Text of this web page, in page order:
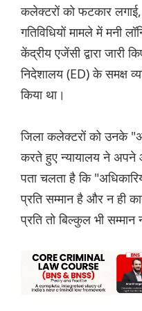
कलेक्टरों को फटकार
गतिविधियों मामले में मनी
केंद्रीय एजेंसी द्वारा
निदेशालय (ED) के समक्ष
किया था।
जिला कलेक्टरों को उनके
करते हुए न्यायालय ने
पता चलता है कि
प्रति सम्मान है और न ही
प्रति तो बिल्कुल भी सम्मान